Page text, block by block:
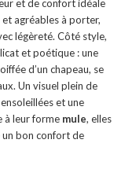
et de confort idéale
agréables à porter,
légèreté. Côté style,
et poétique : une
d’un chapeau, se
Un visuel plein de
et une
à leur forme mule, elles
un bon confort de